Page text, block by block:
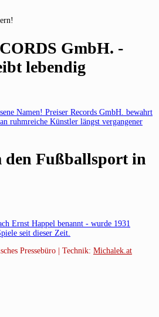
GmbH. -
lebendig
Namen! Preiser Records GmbH. bewahrt
ruhmreiche Künstler längst vergangener
den Fußballsport in
Ernst Happel benannt - wurde 1931
seit dieser Zeit.
Pressebüro | Technik: Michalek.at